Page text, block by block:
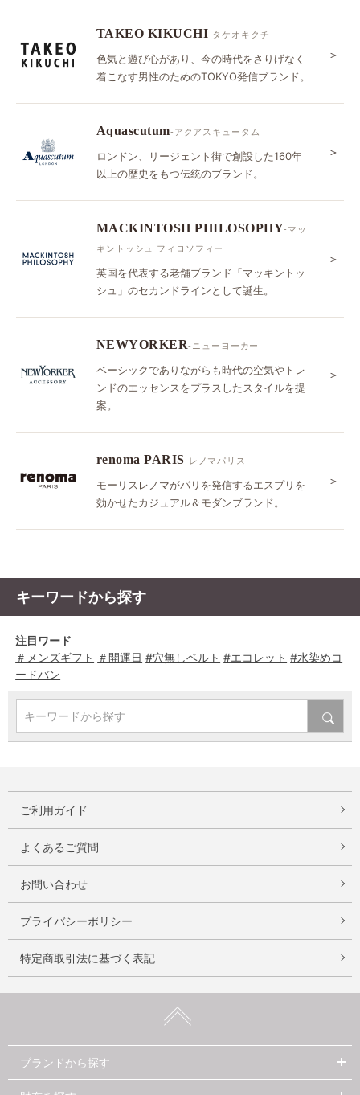
TAKEO KIKUCHI-タケオキクチ
色気と遊び心があり、今の時代をさりげなく
着こなす男性のためのTOKYO発信ブランド。
＞
Aquascutum-アクアスキュータム
ロンドン、リージェント街で創設した160年
以上の歴史をもつ伝統のブランド。
＞
MACKINTOSH PHILOSOPHY-マッ
キントッシュ フィロソフィー
英国を代表する老舗ブランド「マッキントッ
シュ」のセカンドラインとして誕生。
＞
NEWYORKER-ニューヨーカー
ベーシックでありながらも時代の空気やトレ
ンドのエッセンスをプラスしたスタイルを提
案。
＞
renoma PARIS-レノマパリス
モーリスレノマがパリを発信するエスプリを
効かせたカジュアル＆モダンブランド。
＞
キーワードから探す
注目ワード
＃メンズギフト ＃開運日 #穴無しベルト #エコレット #水染めコ
ードバン
キーワードから探す
ご利用ガイド
よくあるご質問
お問い合わせ
プライバシーポリシー
特定商取引法に基づく表記
ブランドから探す